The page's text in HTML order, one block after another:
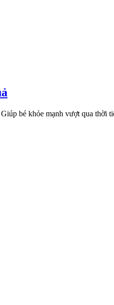
bé khỏe mạnh vượt qua thời